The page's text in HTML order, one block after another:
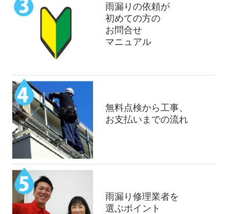
雨漏りの依頼が
初めての方の
お問合せ
マニュアル
無料点検から工事、
お支払いまでの流れ
雨漏り修理業者を
選ぶポイント